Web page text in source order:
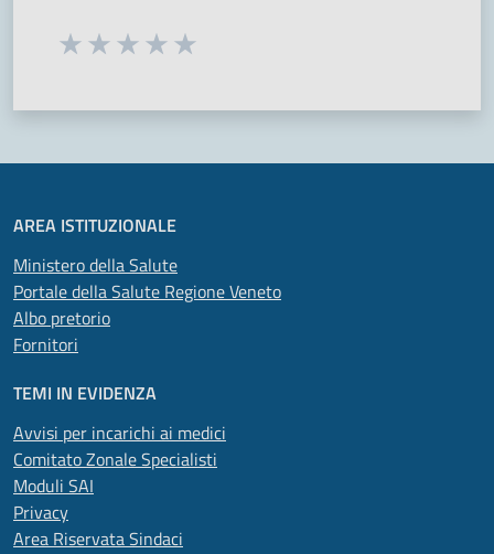
Seleziona una valutazione da 1 a 5 stelle
AREA ISTITUZIONALE
Ministero della Salute
Portale della Salute Regione Veneto
Albo pretorio
Fornitori
TEMI IN EVIDENZA
Avvisi per incarichi ai medici
Comitato Zonale Specialisti
Moduli SAI
Privacy
Area Riservata Sindaci